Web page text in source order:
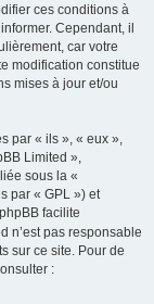
ces conditions à
Cependant, il
car votre
modification constitue
mises à jour et/ou
par « ils », « eux »,
Limited »,
sous la «
par « GPL ») et
facilite
n’est pas responsable
sur ce site. Pour de
: